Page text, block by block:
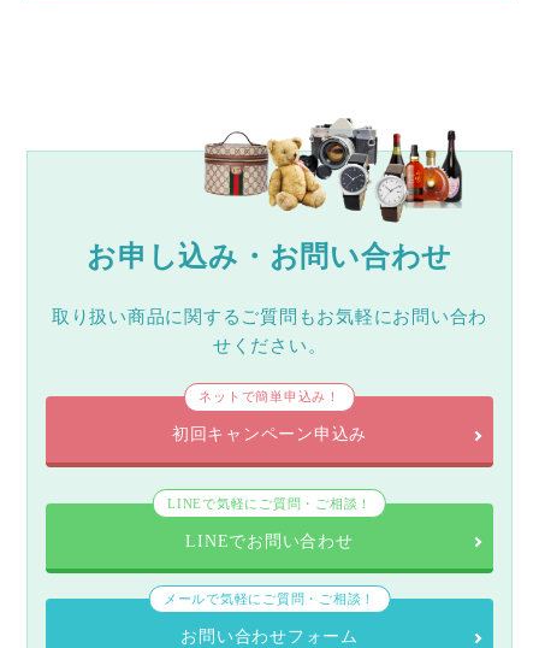
お申し込み・お問い合わせ
取り扱い商品に関するご質問もお気軽にお問い合わ
せください。
ネットで簡単申込み！
初回キャンペーン申込み
LINEで気軽にご質問・ご相談！
LINEでお問い合わせ
メールで気軽にご質問・ご相談！
お問い合わせフォーム